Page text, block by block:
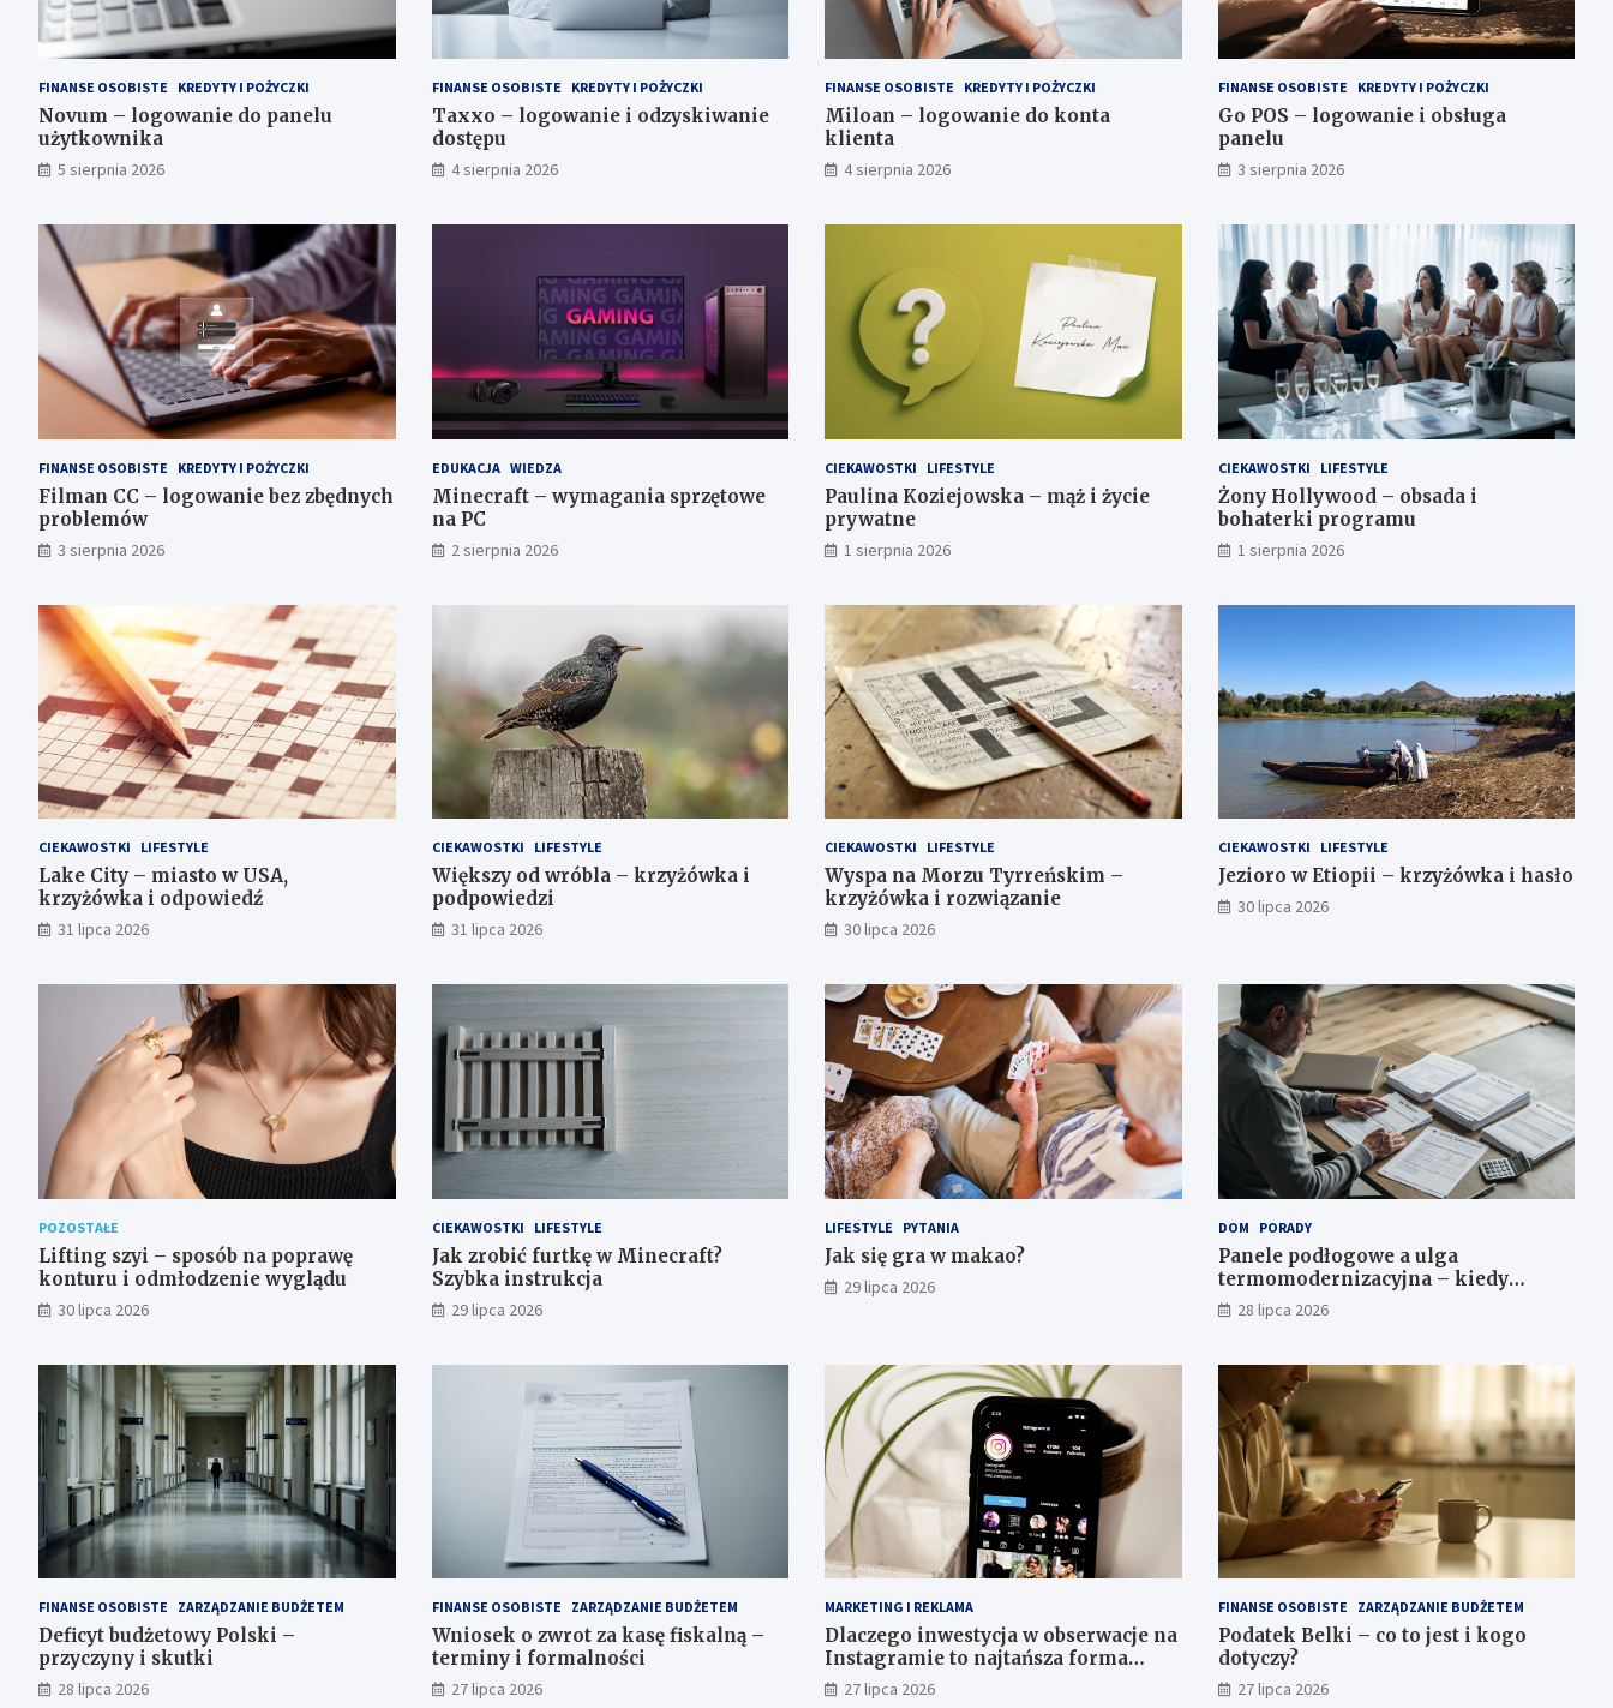
FINANSE OSOBISTE KREDYTY I POŻYCZKI
Novum – logowanie do panelu
użytkownika
5 sierpnia 2026
FINANSE OSOBISTE KREDYTY I POŻYCZKI
Taxxo – logowanie i odzyskiwanie
dostępu
4 sierpnia 2026
FINANSE OSOBISTE KREDYTY I POŻYCZKI
Miloan – logowanie do konta
klienta
4 sierpnia 2026
FINANSE OSOBISTE KREDYTY I POŻYCZKI
Go POS – logowanie i obsługa
panelu
3 sierpnia 2026
FINANSE OSOBISTE KREDYTY I POŻYCZKI
Filman CC – logowanie bez zbędnych
problemów
3 sierpnia 2026
EDUKACJA WIEDZA
Minecraft – wymagania sprzętowe
na PC
2 sierpnia 2026
CIEKAWOSTKI LIFESTYLE
Paulina Koziejowska – mąż i życie
prywatne
1 sierpnia 2026
CIEKAWOSTKI LIFESTYLE
Żony Hollywood – obsada i
bohaterki programu
1 sierpnia 2026
CIEKAWOSTKI LIFESTYLE
Lake City – miasto w USA,
krzyżówka i odpowiedź
31 lipca 2026
CIEKAWOSTKI LIFESTYLE
Większy od wróbla – krzyżówka i
podpowiedzi
31 lipca 2026
CIEKAWOSTKI LIFESTYLE
Wyspa na Morzu Tyrreńskim –
krzyżówka i rozwiązanie
30 lipca 2026
CIEKAWOSTKI LIFESTYLE
Jezioro w Etiopii – krzyżówka i hasło
30 lipca 2026
POZOSTAŁE
Lifting szyi – sposób na poprawę
konturu i odmłodzenie wyglądu
30 lipca 2026
CIEKAWOSTKI LIFESTYLE
Jak zrobić furtkę w Minecraft?
Szybka instrukcja
29 lipca 2026
LIFESTYLE PYTANIA
Jak się gra w makao?
29 lipca 2026
DOM PORADY
Panele podłogowe a ulga
termomodernizacyjna – kiedy
można odliczyć?
28 lipca 2026
FINANSE OSOBISTE ZARZĄDZANIE BUDŻETEM
Deficyt budżetowy Polski –
przyczyny i skutki
28 lipca 2026
FINANSE OSOBISTE ZARZĄDZANIE BUDŻETEM
Wniosek o zwrot za kasę fiskalną –
terminy i formalności
27 lipca 2026
MARKETING I REKLAMA
Dlaczego inwestycja w obserwacje na
Instagramie to najtańsza forma
marketingu?
27 lipca 2026
FINANSE OSOBISTE ZARZĄDZANIE BUDŻETEM
Podatek Belki – co to jest i kogo
dotyczy?
27 lipca 2026